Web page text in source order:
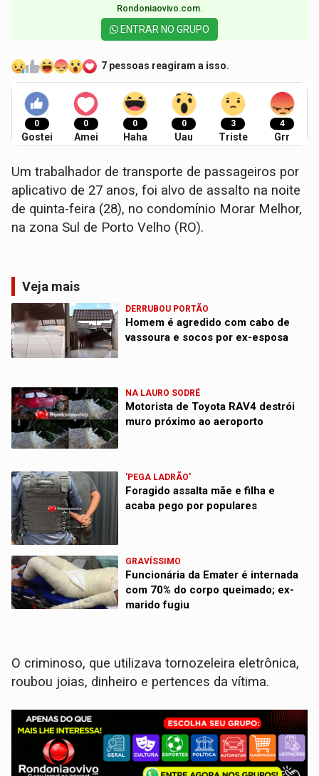
Rondoniaovivo.com.​
ENTRAR NO GRUPO
7 pessoas reagiram a isso.
0
Gostei
0
Amei
0
Haha
0
Uau
3
Triste
4
Grr
Um trabalhador de transporte de passageiros por
aplicativo de 27 anos, foi alvo de assalto na noite
de quinta-feira (28), no condomínio Morar Melhor,
na zona Sul de Porto Velho (RO).
Veja mais
DERRUBOU PORTÃO
Homem é agredido com cabo de
vassoura e socos por ex-esposa
NA LAURO SODRÉ
Motorista de Toyota RAV4 destrói
muro próximo ao aeroporto
'PEGA LADRÃO'
Foragido assalta mãe e filha e
acaba pego por populares
GRAVÍSSIMO
Funcionária da Emater é internada
com 70% do corpo queimado; ex-
marido fugiu
O criminoso, que utilizava tornozeleira eletrônica,
roubou joias, dinheiro e pertences da vítima.